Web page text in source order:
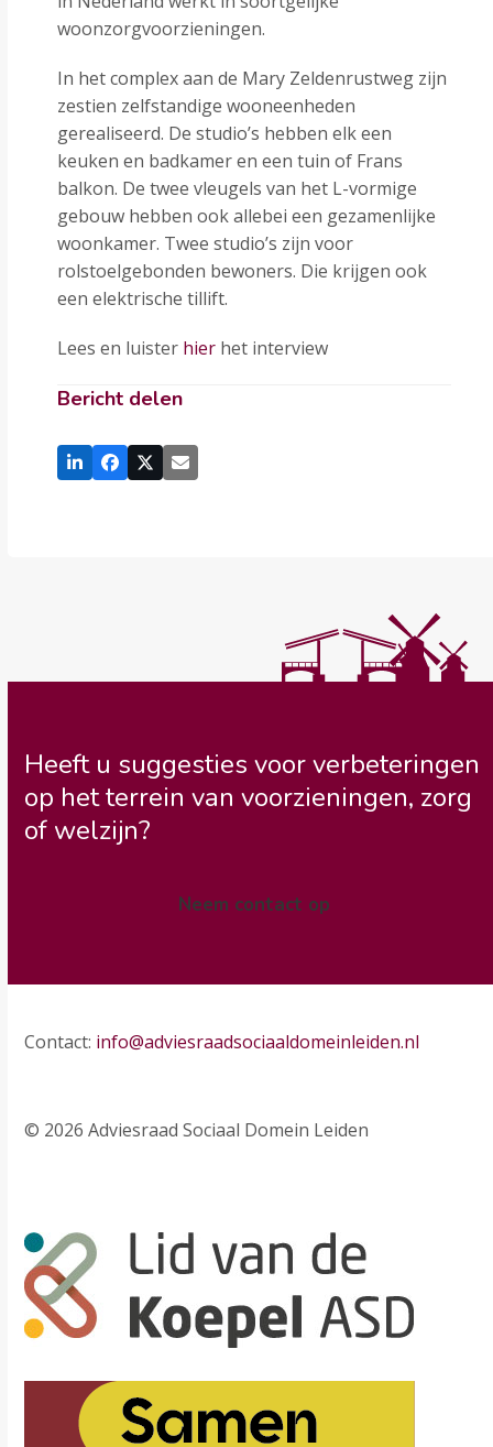
woonzorgvoorzieningen.
In het complex aan de Mary Zeldenrustweg zijn
zestien zelfstandige wooneenheden
gerealiseerd. De studio’s hebben elk een
keuken en badkamer en een tuin of Frans
balkon. De twee vleugels van het L-vormige
gebouw hebben ook allebei een gezamenlijke
woonkamer. Twee studio’s zijn voor
rolstoelgebonden bewoners. Die krijgen ook
een elektrische tillift.
Lees en luister hier het interview
Bericht delen
Heeft u suggesties voor verbeteringen
op het terrein van voorzieningen, zorg
of welzijn?
Neem contact op
Contact: info@adviesraadsociaaldomeinleiden.nl
© 2026 Adviesraad Sociaal Domein Leiden